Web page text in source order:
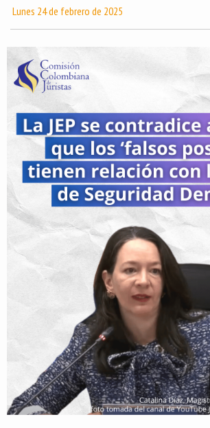
Lunes 24 de febrero de 2025